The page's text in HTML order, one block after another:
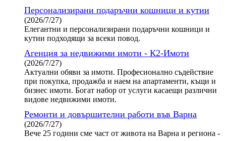
Персонализирани подаръчни кошници и кутии
(2026/7/27)
Елегантни и персонализирани подаръчни кошници и
кутии подходящи за всеки повод.
Агенция за недвижими имоти - К2-Имоти
(2026/7/27)
Актуални обяви за имоти. Професионално съдействие
при покупка, продажба и наем на апартаменти, къщи и
бизнес имоти. Богат набор от услуги касаещи различни
видове недвижими имоти.
Ремонти и довършителни работи във Варна
(2026/7/27)
Вече 25 години сме част от живота на Варна и региона -